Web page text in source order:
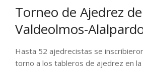
Torneo de Ajedrez de
Valdeolmos-
Hasta 52 ajedrecistas se
torno a los tableros de ajedrez en la